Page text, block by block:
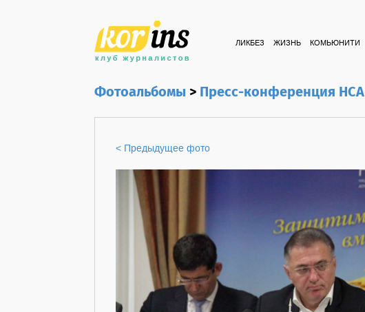
ЛИКБЕЗ ЖИЗНЬ КОМЬЮНИТИ
Фотоальбомы>Пресс-конференция НСА
< Предыдущее фото